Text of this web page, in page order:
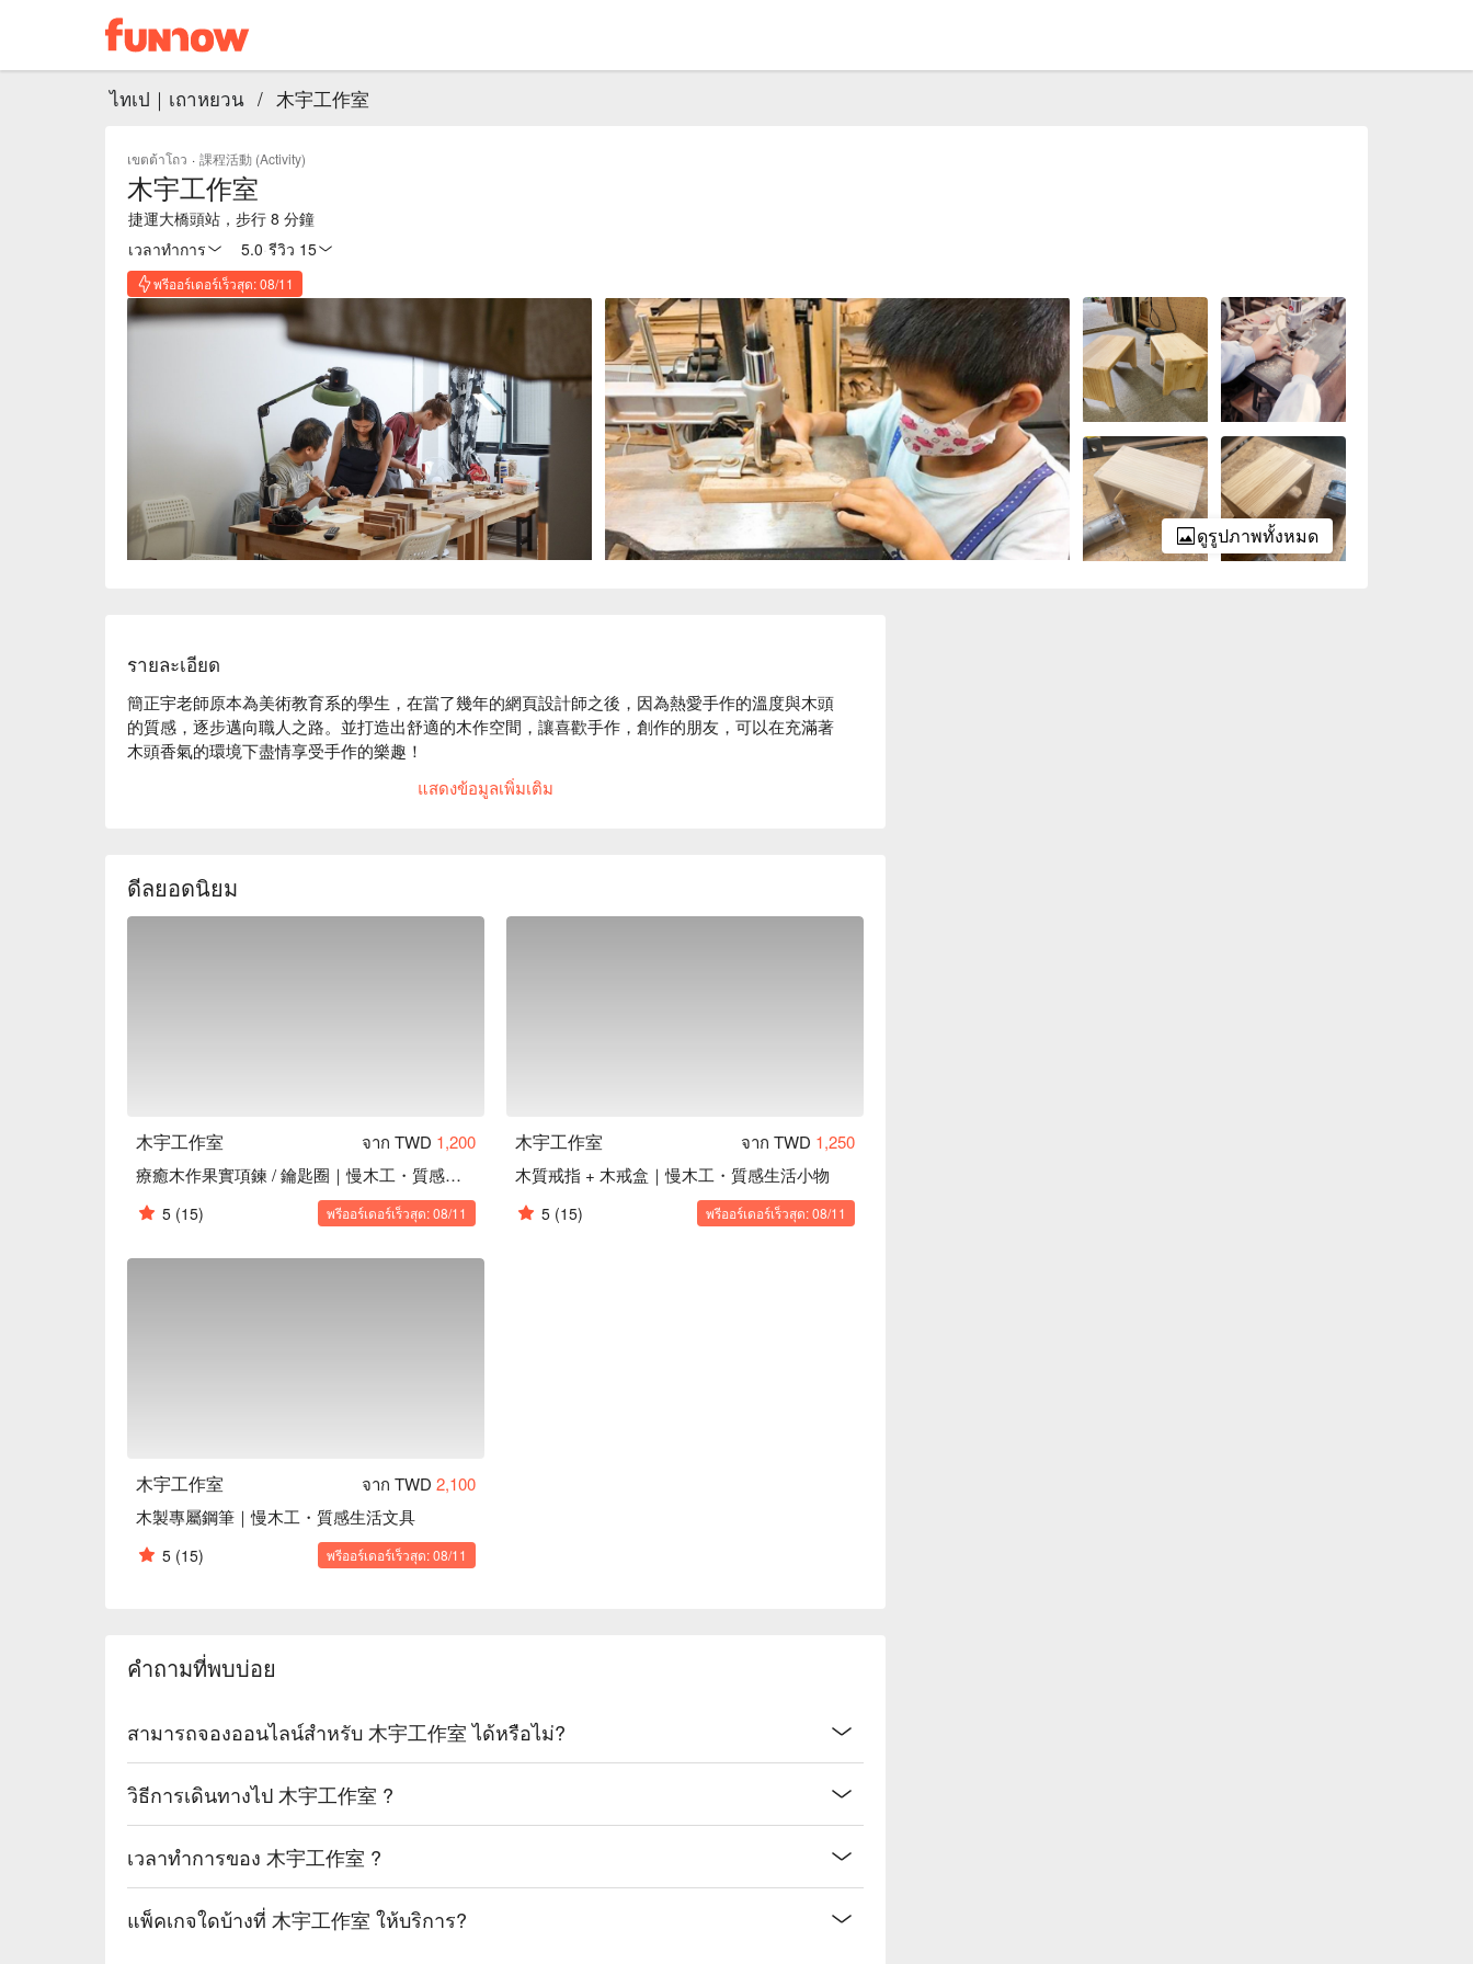
ไทเป｜เถาหยวน / 木宇工作室
เขตต้าโถว · 課程活動 (Activity)
木宇工作室
捷運大橋頭站，步行 8 分鐘
เวลาทำการ
5.0 รีวิว 15
พรีออร์เดอร์เร็วสุด: 08/11
ดูรูปภาพทั้งหมด
รายละเอียด
簡正宇老師原本為美術教育系的學生，在當了幾年的網頁設計師之後，因為熱愛手作的溫度與木頭
的質感，逐步邁向職人之路。並打造出舒適的木作空間，讓喜歡手作，創作的朋友，可以在充滿著
木頭香氣的環境下盡情享受手作的樂趣！
木雕活動邀請到藝術創作者方佩琪，佩琪老師開發出多樣化的木雕入門課程，以深入簡出的方式指
導木雕創作，即使沒有木作經驗也可以輕鬆上手。在週日下午時光滿足藝術創作與心靈療癒的初體
แสดงข้อมูลเพิ่มเติม
ดีลยอดนิยม
木宇工作室 จาก TWD 1,200
療癒木作果實項鍊 / 鑰匙圈｜慢木工・質感生活小物
5 (15) พรีออร์เดอร์เร็วสุด: 08/11
木宇工作室 จาก TWD 1,250
木質戒指 + 木戒盒｜慢木工・質感生活小物
5 (15) พรีออร์เดอร์เร็วสุด: 08/11
木宇工作室 จาก TWD 2,100
木製專屬鋼筆｜慢木工・質感生活文具
5 (15) พรีออร์เดอร์เร็วสุด: 08/11
คำถามที่พบบ่อย
สามารถจองออนไลน์สำหรับ 木宇工作室 ได้หรือไม่?
วิธีการเดินทางไป 木宇工作室 ?
เวลาทำการของ 木宇工作室 ?
แพ็คเกจใดบ้างที่ 木宇工作室 ให้บริการ?